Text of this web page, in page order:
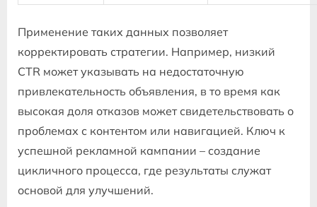
Применение таких данных позволяет
корректировать стратегии. Например, низкий
CTR может указывать на недостаточную
привлекательность объявления, в то время как
высокая доля отказов может свидетельствовать о
проблемах с контентом или навигацией. Ключ к
успешной рекламной кампании – создание
цикличного процесса, где результаты служат
основой для улучшений.